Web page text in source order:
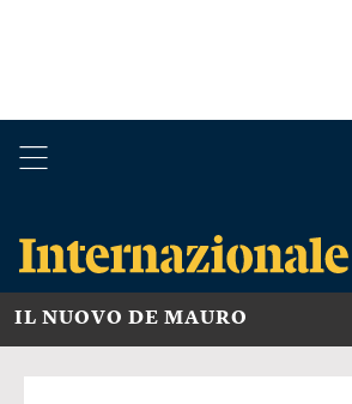
IL NUOVO DE MAURO